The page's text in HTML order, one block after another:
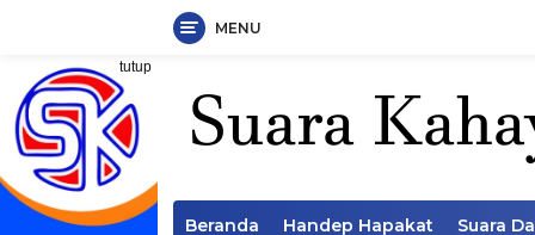
Langsung
konten
MENU
tutup
Beranda Handep Hapakat Suara